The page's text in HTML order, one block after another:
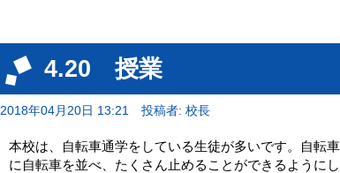
4.20 授業
2018年04月20日 13:21 投稿者: 校長
本校は、自転車通学をしている生徒が多いです。自転
に自転車を並べ、たくさん止めることができるよう